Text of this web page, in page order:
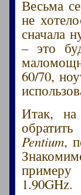
Весьма
не
сначала
– это
60/70,
Итак, на
Pentium,
примеру